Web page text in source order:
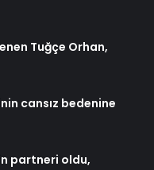
Tuğçe Orhan,
cansız bedenine
partneri oldu,